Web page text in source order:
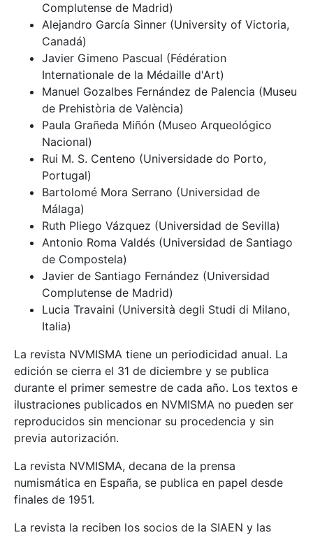
Complutense de Madrid)
Alejandro García Sinner (University of Victoria,
Canadá)
Javier Gimeno Pascual (Fédération
Internationale de la Médaille d'Art)
Manuel Gozalbes Fernández de Palencia (Museu
de Prehistòria de València)
Paula Grañeda Miñón (Museo Arqueológico
Nacional)
Rui M. S. Centeno (Universidade do Porto,
Portugal)
Bartolomé Mora Serrano (Universidad de
Málaga)
Ruth Pliego Vázquez (Universidad de Sevilla)
Antonio Roma Valdés (Universidad de Santiago
de Compostela)
Javier de Santiago Fernández (Universidad
Complutense de Madrid)
Lucia Travaini (Università degli Studi di Milano,
Italia)
La revista NVMISMA tiene un periodicidad anual. La
edición se cierra el 31 de diciembre y se publica
durante el primer semestre de cada año. Los textos e
ilustraciones publicados en NVMISMA no pueden ser
reproducidos sin mencionar su procedencia y sin
previa autorización.
La revista NVMISMA, decana de la prensa
numismática en España, se publica en papel desde
finales de 1951.
La revista la reciben los socios de la SIAEN y las